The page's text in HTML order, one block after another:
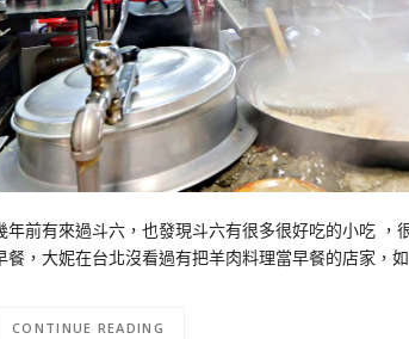
年前有來過斗六，也發現斗六有很多很好吃的小吃
餐，大妮在台北沒看過有把羊肉料理當早餐的店家，
CONTINUE READING